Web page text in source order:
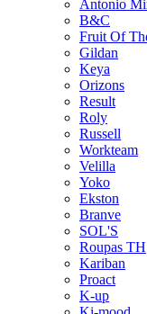
Antonio
B&C
Fruit Of
Gildan
Keya
Orizons
Result
Roly
Russell
Workteam
Velilla
Yoko
Ekston
Branve
SOL'S
Roupas TH
Kariban
Proact
K-up